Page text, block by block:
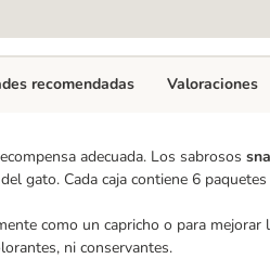
adecuada. Los sabrosos
gato. Cada caja contiene 6
como un capricho o para mejorar
ni conservantes.
recomendadas Valoraciones